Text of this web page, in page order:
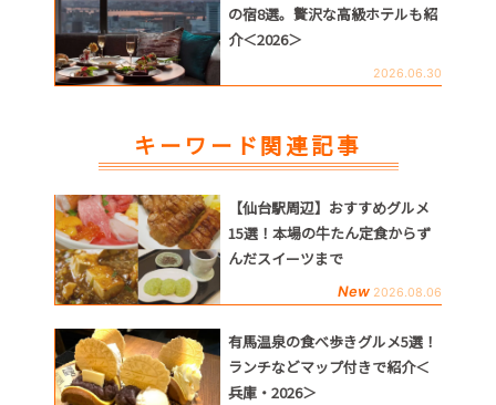
の宿8選。贅沢な高級ホテルも紹
介＜2026＞
2026.06.30
キーワード関連記事
【仙台駅周辺】おすすめグルメ
15選！本場の牛たん定食からず
んだスイーツまで
New 2026.08.06
有馬温泉の食べ歩きグルメ5選！
ランチなどマップ付きで紹介＜
兵庫・2026＞